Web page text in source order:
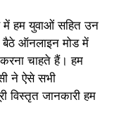
हम युवाओं सहित उन
बैठे ऑनलाइन मोड में
चाहते हैं। हम
ने ऐसे सभी
विस्तृत जानकारी हम